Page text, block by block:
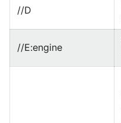
//D
//E:engine